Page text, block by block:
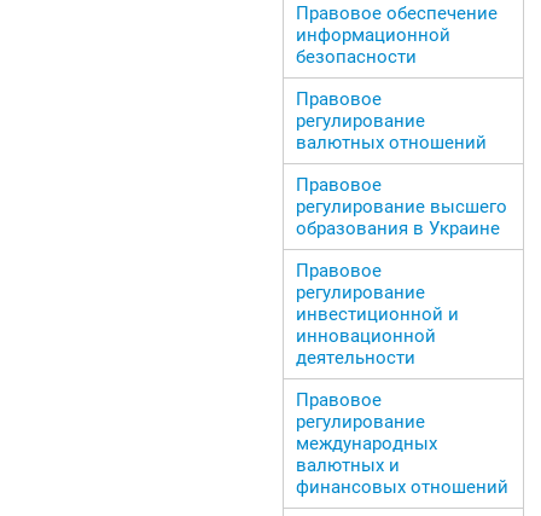
Правовое обеспечение
информационной
безопасности
Правовое
регулирование
валютных отношений
Правовое
регулирование высшего
образования в Украине
Правовое
регулирование
инвестиционной и
инновационной
деятельности
Правовое
регулирование
международных
валютных и
финансовых отношений